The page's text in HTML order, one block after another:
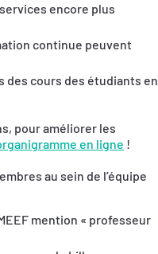
encore plus
continue peuvent
des cours des étudiants en
pour améliorer les
en ligne !
au sein de l’équipe
mention « professeur